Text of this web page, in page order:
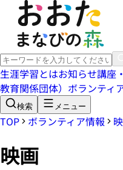
生涯学習とはお知らせ講座
教育関係団体） ボランティ
検索 メニュー
TOP ボランティア情報
映画